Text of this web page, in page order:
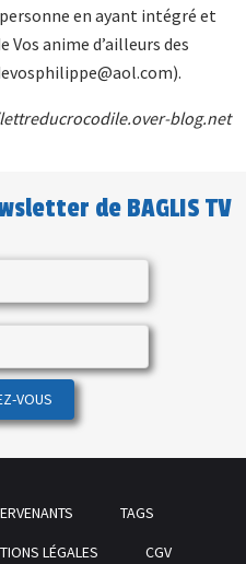
en ayant intégré et
anime d’ailleurs des
blog.net
de BAGLIS TV
VOUS
TAGS
LÉGALES CGV